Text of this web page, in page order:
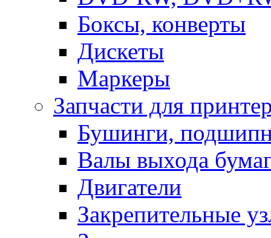
Боксы, конверты
Дискеты
Маркеры
Запчасти для
Бушинги,
Валы выхода
Двигатели
Закрепительные